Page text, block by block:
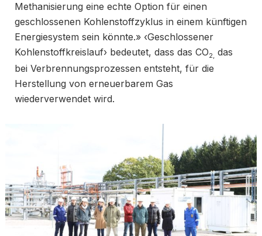
Methanisierung eine echte Option für einen
geschlossenen Kohlenstoffzyklus in einem künftigen
Energiesystem sein könnte.» ‹Geschlossener
Kohlenstoffkreislauf› bedeutet, dass das CO2, das
bei Verbrennungsprozessen entsteht, für die
Herstellung von erneuerbarem Gas
wiederverwendet wird.